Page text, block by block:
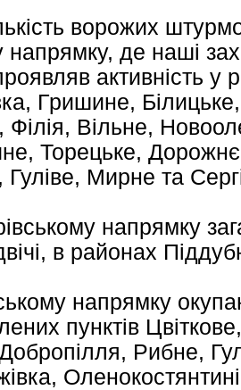
ворожих
напрямку, де наші
активність у
Гришине,
Філія, Вільне,
Торецьке,
Мирне та
напрямку
в районах
напрямку
пунктів
Рибне,